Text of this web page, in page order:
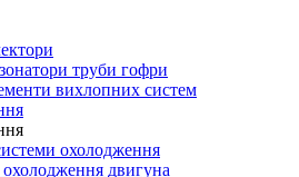
труби гофри
вихлопних систем
охолодження
двигуна